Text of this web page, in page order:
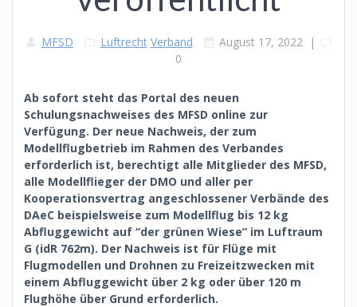
MFSD Luftrecht Verband August 17, 2022 |
0
Ab sofort steht das Portal des neuen
Schulungsnachweises des MFSD online zur
Verfügung. Der neue Nachweis, der zum
Modellflugbetrieb im Rahmen des Verbandes
erforderlich ist, berechtigt alle Mitglieder des MFSD,
alle Modellflieger der DMO und aller per
Kooperationsvertrag angeschlossener Verbände des
DAeC beispielsweise zum Modellflug bis 12 kg
Abfluggewicht auf “der grünen Wiese” im Luftraum
G (idR 762m). Der Nachweis ist für Flüge mit
Flugmodellen und Drohnen zu Freizeitzwecken mit
einem Abfluggewicht über 2 kg oder über 120 m
Flughöhe über Grund erforderlich.